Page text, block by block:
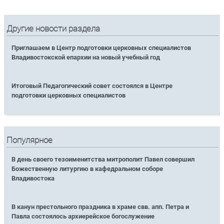
Другие новости раздела
Приглашаем в Центр подготовки церковных специалистов
Владивостокской епархии на новый учебный год
Итоговый Педагогический совет состоялся в Центре
подготовки церковных специалистов
Популярное
В день своего тезоименитства митрополит Павел совершил
Божественную литургию в кафедральном соборе
Владивостока
В канун престольного праздника в храме свв. апп. Петра и
Павла состоялось архиерейское богослужение